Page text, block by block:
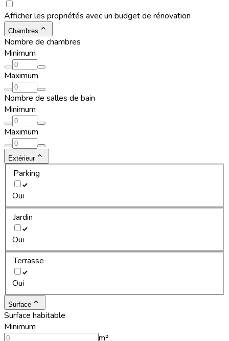
Afficher les propriétés avec un budget de rénovation
Chambres
Nombre de chambres
Minimum
Maximum
Nombre de salles de bain
Minimum
Maximum
Extérieur
Parking
Oui
Jardin
Oui
Terrasse
Oui
Surface
Surface habitable
Minimum
m²